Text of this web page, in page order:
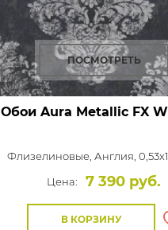
ПОСМОТРЕТЬ
Обои Aura Metallic FX
Флизелиновые, Англия,
Цена:
7 390 руб.
В КОРЗИНУ